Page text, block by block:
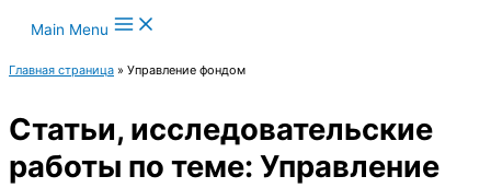
Main Menu
Главная страница » Управление фондом
Статьи, исследовательские
работы по теме: Управление